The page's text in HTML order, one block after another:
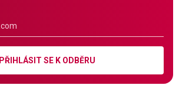
PŘIHLÁSIT SE K ODBĚRU